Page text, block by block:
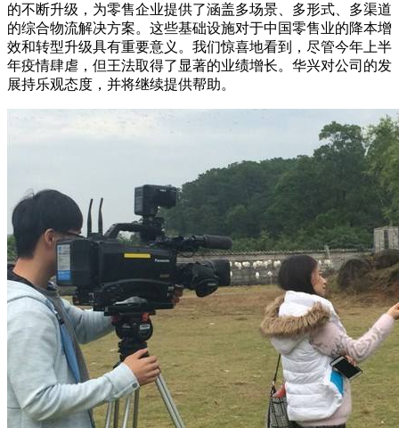
的不断升级，为零售企业提供了涵盖多场景、多形式、多渠道
的综合物流解决方案。这些基础设施对于中国零售业的降本增
效和转型升级具有重要意义。我们惊喜地看到，尽管今年上半
年疫情肆虐，但王法取得了显著的业绩增长。华兴对公司的发
展持乐观态度，并将继续提供帮助。